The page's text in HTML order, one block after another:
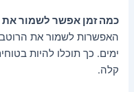
כמה זמן אפשר לשמור
האפשרות לשמור את
ימים. כך תוכלו להיות
קלה.